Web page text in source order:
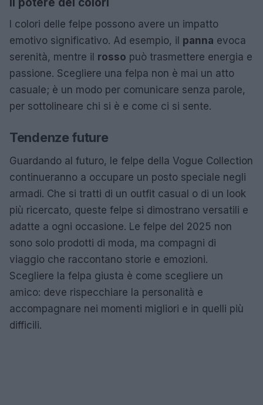
I colori delle felpe possono avere un impatto
emotivo significativo. Ad esempio, il panna evoca
serenità, mentre il rosso può trasmettere energia e
passione. Scegliere una felpa non è mai un atto
casuale; è un modo per comunicare senza parole,
per sottolineare chi si è e come ci si sente.
Tendenze future
Guardando al futuro, le felpe della Vogue Collection
continueranno a occupare un posto speciale negli
armadi. Che si tratti di un outfit casual o di un look
più ricercato, queste felpe si dimostrano versatili e
adatte a ogni occasione. Le felpe del 2025 non
sono solo prodotti di moda, ma compagni di
viaggio che raccontano storie e emozioni.
Scegliere la felpa giusta è come scegliere un
amico: deve rispecchiare la personalità e
accompagnare nei momenti migliori e in quelli più
difficili.